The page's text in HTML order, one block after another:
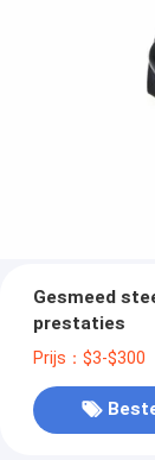
Gesmeed
prestaties
Prijs：$3-$300